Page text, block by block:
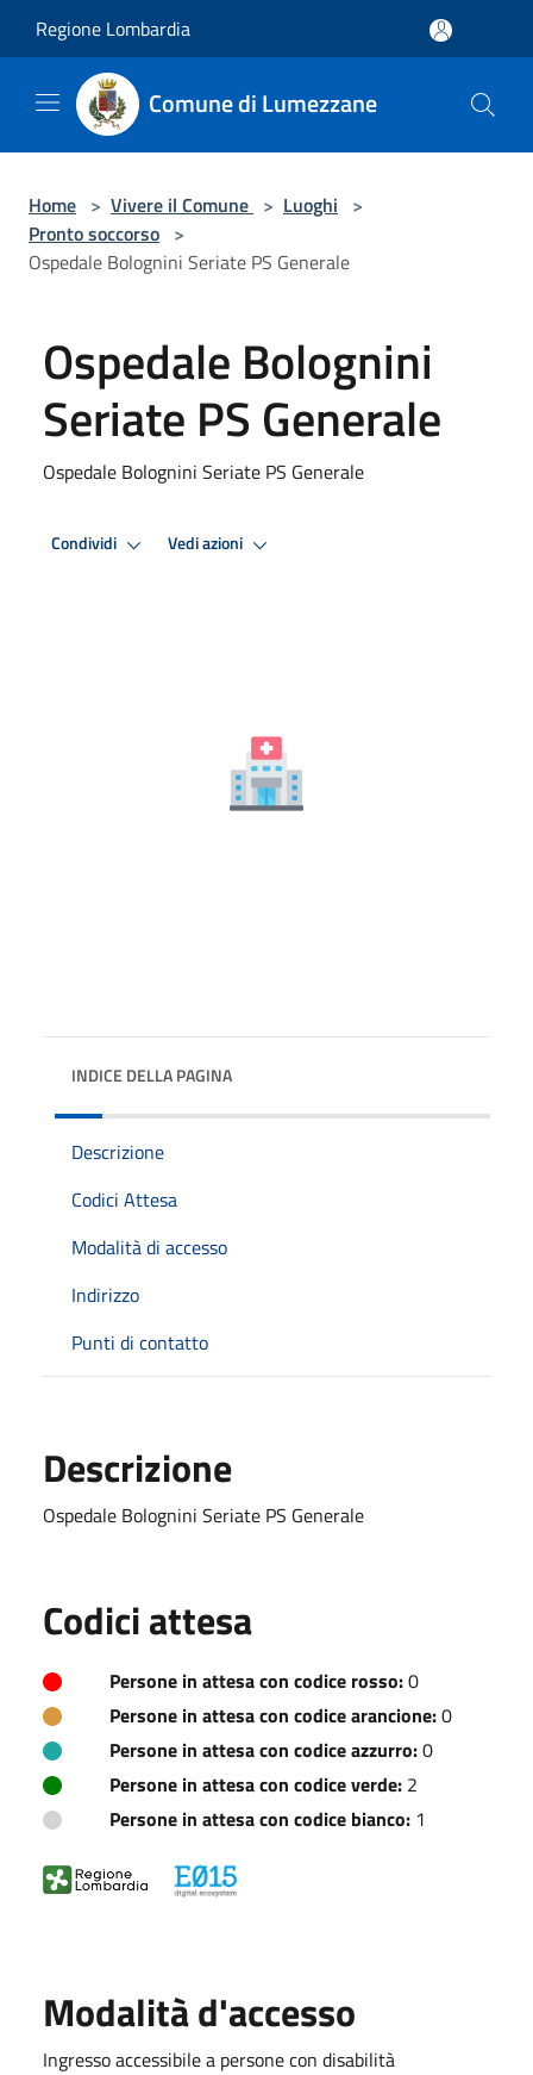
Regione Lombardia
Comune di Lumezzane
Home > Vivere il Comune > Luoghi >
Pronto soccorso >
Ospedale Bolognini Seriate PS Generale
Ospedale Bolognini
Seriate PS Generale
Ospedale Bolognini Seriate PS Generale
Condividi Vedi azioni
INDICE DELLA PAGINA
Descrizione
Codici Attesa
Modalità di accesso
Indirizzo
Punti di contatto
Descrizione
Ospedale Bolognini Seriate PS Generale
Codici attesa
Persone in attesa con codice rosso:0
Persone in attesa con codice arancione:0
Persone in attesa con codice azzurro:0
Persone in attesa con codice verde: 2
Persone in attesa con codice bianco: 1
Modalità d'accesso
Ingresso accessibile a persone con disabilità